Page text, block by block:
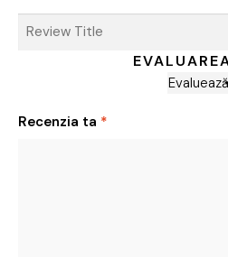
Recenzia ta *